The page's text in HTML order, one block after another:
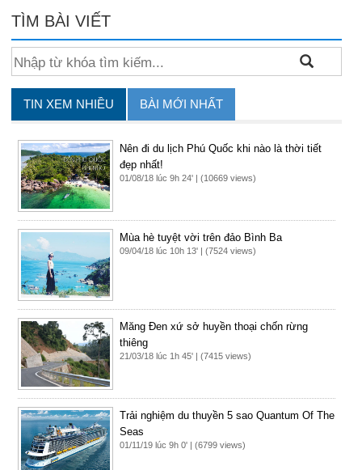
TÌM BÀI VIẾT
TIN XEM NHIỀU BÀI MỚI NHẤT
Nên đi du lịch Phú Quốc khi nào là thời tiết
đẹp nhất!
01/08/18 lúc 9h 24' | (10669 views)
Mùa hè tuyệt vời trên đảo Bình Ba
09/04/18 lúc 10h 13' | (7524 views)
Măng Đen xứ sở huyền thoại chốn rừng
thiêng
21/03/18 lúc 1h 45' | (7415 views)
Trải nghiệm du thuyền 5 sao Quantum Of The
Seas
01/11/19 lúc 9h 0' | (6799 views)